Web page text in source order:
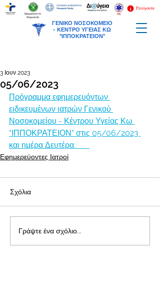
ΓΕΝΙΚΟ ΝΟΣΟΚΟΜΕΙΟ
- ΚΕΝΤΡΟ ΥΓΕΙΑΣ ΚΩ
"ΙΠΠΟΚΡΑΤΕΙΟΝ"
Επείγοντα
Εφημερεύοντα
Φαρμακεία
05/06/2023
3 Ιουν 2023
Πρόγραμμα εφημερευόντων
ειδικευμένων ιατρών Γενικού
Νοσοκομείου - Κέντρου Υγείας Κω
"ΙΠΠΟΚΡΑΤΕΙΟΝ" στις 05/06/2023
και ημέρα Δευτέρα.
Εφημερεύοντες Ιατροί
Σχόλια
Γράψτε ένα σχόλιο...